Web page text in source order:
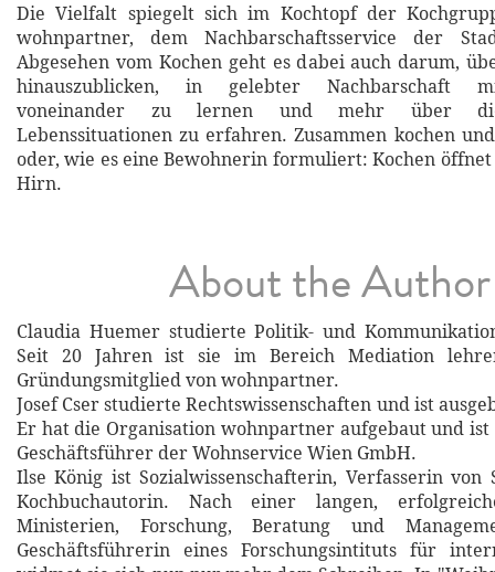
Die Vielfalt spiegelt sich im Kochtopf der
wohnpartner, dem Nachbarschaftsservice der
Abgesehen vom Kochen geht es dabei auch darum,
hinauszublicken, in gelebter Nachbarschaft
voneinander zu lernen und mehr über
Lebenssituationen zu erfahren. Zusammen kochen
oder, wie es eine Bewohnerin formuliert: Kochen öffnet
Hirn.
About the Author
Claudia Huemer studierte Politik- und
Seit 20 Jahren ist sie im Bereich Mediation
Gründungsmitglied von wohnpartner.
Josef Cser studierte Rechtswissenschaften und ist
Er hat die Organisation wohnpartner aufgebaut und ist
Geschäftsführer der Wohnservice Wien GmbH.
Ilse König ist Sozialwissenschafterin, Verfasserin von
Kochbuchautorin. Nach einer langen,
Ministerien, Forschung, Beratung und
Geschäftsführerin eines Forschungsintituts für